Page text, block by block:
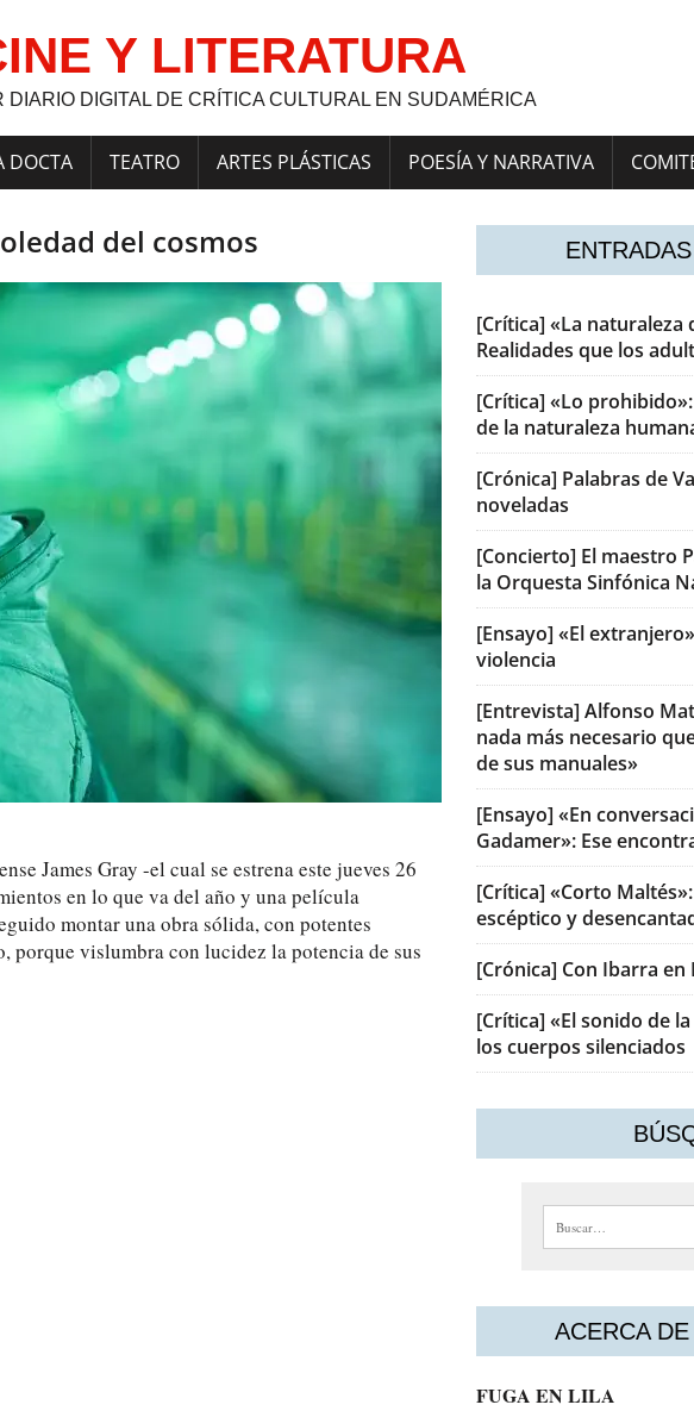
Y LITERATURA
DIARIO DIGITAL DE CRÍTICA CULTURAL EN SUDAMÉRICA
DOCTA TEATRO ARTES PLÁSTICAS POESÍA Y NARRATIVA
del cosmos
James Gray -el cual se estrena este jueves 26
en lo que va del año y una película
montar una obra sólida, con potentes
porque vislumbra con lucidez la potencia de sus
[Crítica] «La naturaleza
Realidades que los
[Crítica] «Lo
de la naturaleza
[Crónica] Palabras de
noveladas
[Concierto] El maestro
la Orquesta Sinfónica
[Ensayo] «El
violencia
[Entrevista] Alfonso
nada más necesario
de sus manuales»
[Ensayo] «En
Gadamer»: Ese
[Crítica] «Corto
escéptico y
[Crónica] Con Ibarra en
[Crítica] «El sonido de
los cuerpos silenciados
Buscar:
ACERCA
FUGA EN LILA